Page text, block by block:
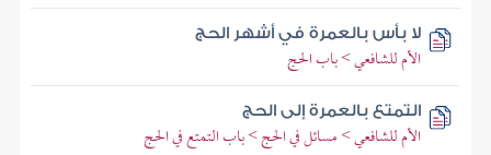
لا بأس بالعمرة في أشهر الحج
الأم للشافعي > باب الحج
التمتع بالعمرة إلى الحج
الأم للشافعي > مسائل في الحج > باب التمتع في الحج